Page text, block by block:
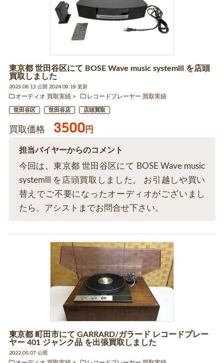
東京都 世田谷区にて BOSE Wave music systemlll を店頭
買取しました
2023.06.13 公開 2024.09.19 更新
オーディオ 買取実績
レコードプレーヤー 買取実績
世田谷区 世田谷店 店頭買取
買取価格 3500円
担当バイヤーからのコメント
今回は、東京都 世田谷区にて BOSE Wave music
systemlll を店頭買取しました。 お引越しや買い
替えでご不要になったオーディオがございまし
たら、アシストまでお問合せ下さい。
東京都 町田市にて GARRARD/ガラード レコードプレー
ヤー 401 ジャンク品 を出張買取しました
2022.05.07 公開